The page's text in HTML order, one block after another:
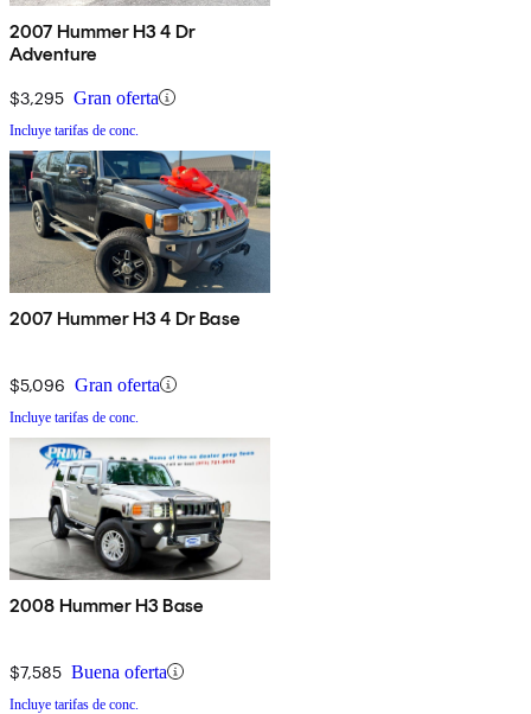
2007 Hummer H3 4 Dr
Adventure
$3,295 Gran oferta
Incluye tarifas de conc.
2007 Hummer H3 4 Dr Base
$5,096 Gran oferta
Incluye tarifas de conc.
2008 Hummer H3 Base
$7,585 Buena oferta
Incluye tarifas de conc.